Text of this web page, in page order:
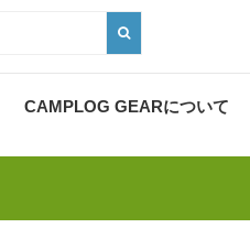
CAMPLOG GEARについて